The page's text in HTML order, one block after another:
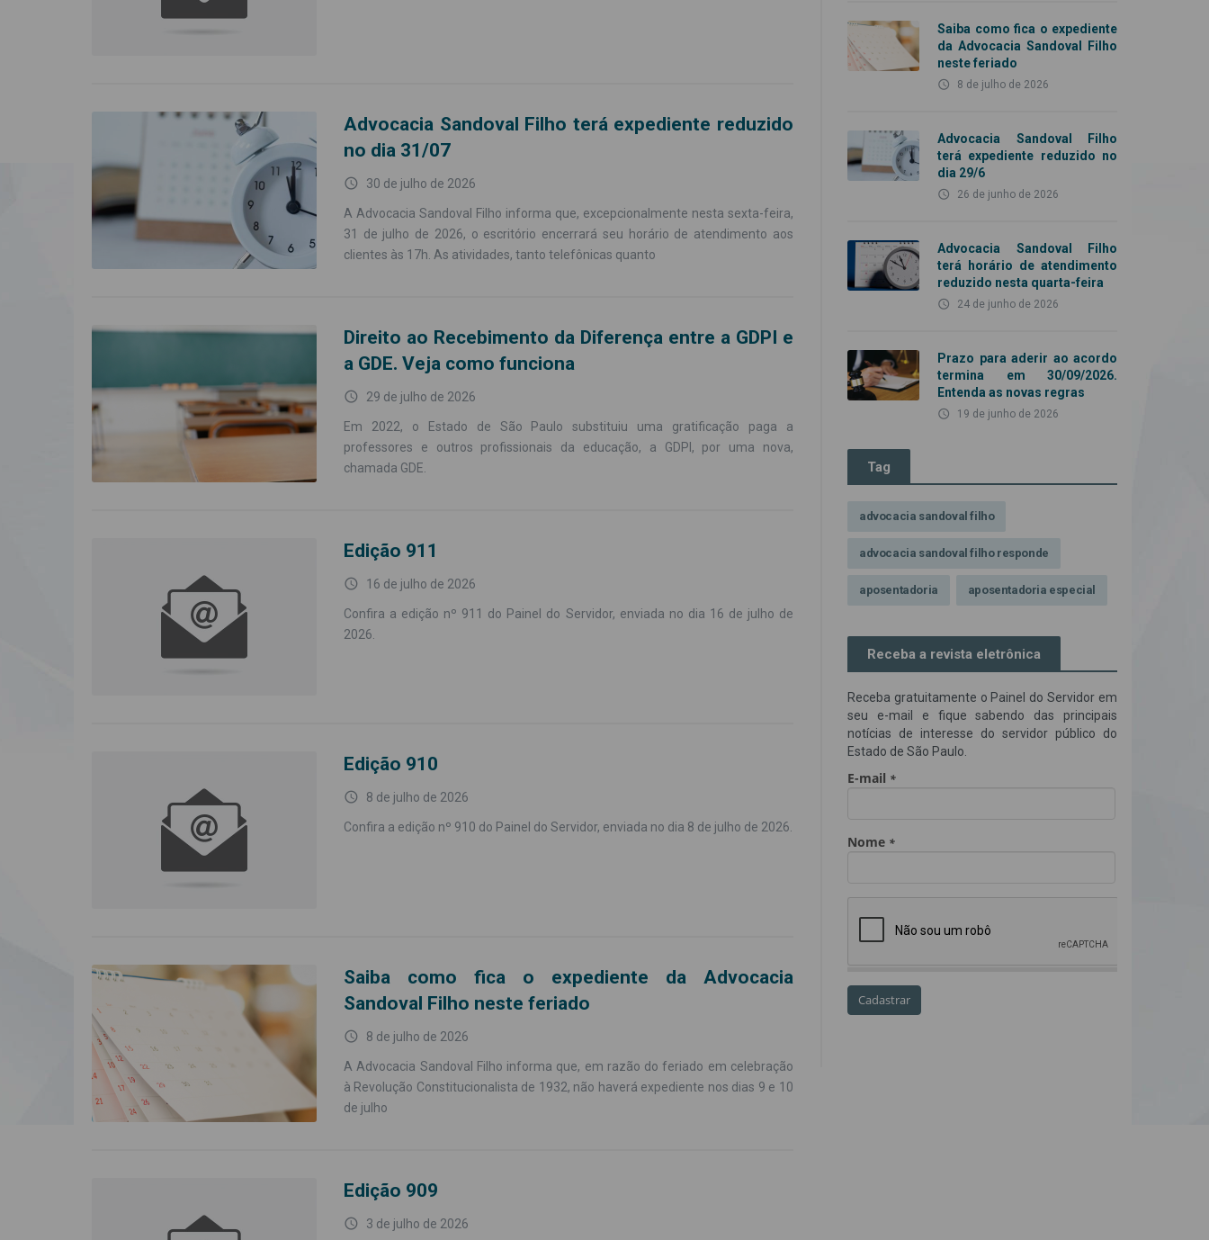
Advocacia Sandoval Filho terá expediente reduzido
no dia 31/07
access_time 30 de julho de 2026
A Advocacia Sandoval Filho informa que, excepcionalmente nesta sexta-feira,
31 de julho de 2026, o escritório encerrará seu horário de atendimento aos
clientes às 17h. As atividades, tanto telefônicas quanto
Direito ao Recebimento da Diferença entre a GDPI e
a GDE. Veja como funciona
access_time 29 de julho de 2026
Em 2022, o Estado de São Paulo substituiu uma gratificação paga a
professores e outros profissionais da educação, a GDPI, por uma nova,
chamada GDE.
Edição 911
access_time 16 de julho de 2026
Confira a edição nº 911 do Painel do Servidor, enviada no dia 16 de julho de
2026.
Edição 910
access_time 8 de julho de 2026
Confira a edição nº 910 do Painel do Servidor, enviada no dia 8 de julho de 2026.
Saiba como fica o expediente da Advocacia
Sandoval Filho neste feriado
access_time 8 de julho de 2026
A Advocacia Sandoval Filho informa que, em razão do feriado em celebração
à Revolução Constitucionalista de 1932, não haverá expediente nos dias 9 e 10
de julho
Edição 909
access_time 3 de julho de 2026
Saiba como fica o expediente
da Advocacia Sandoval Filho
neste feriado
access_time 8 de julho de 2026
Advocacia Sandoval Filho
terá expediente reduzido no
dia 29/6
access_time 26 de junho de 2026
Advocacia Sandoval Filho
terá horário de atendimento
reduzido nesta quarta-feira
access_time 24 de junho de 2026
Prazo para aderir ao acordo
termina em 30/09/2026.
Entenda as novas regras
access_time 19 de junho de 2026
Tag
advocacia sandoval filho
advocacia sandoval filho responde
aposentadoria aposentadoria especial
Campanha contra assédio ilegal
Campanha da OAB SP CNJ
Comissão de Precatórios da OAB SP
credores prioritários
Dia dos Professores
golpe do precatório
golpes a credores
Receba a revista eletrônica
Receba gratuitamente o Painel do Servidor em
seu e-mail e fique sabendo das principais
notícias de interesse do servidor público do
Estado de São Paulo.